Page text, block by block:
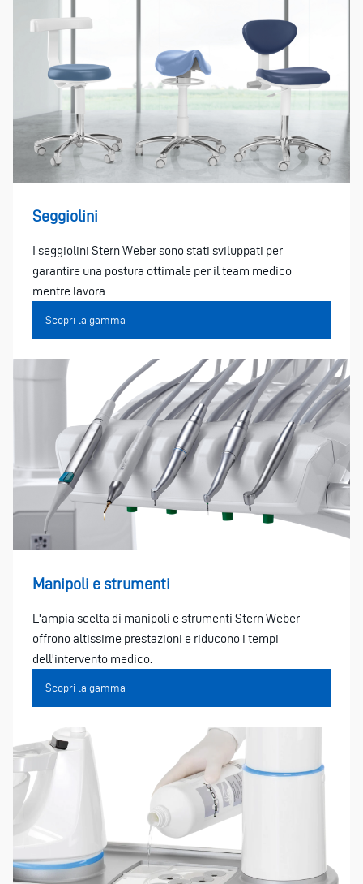
Seggiolini
I seggiolini Stern Weber sono stati sviluppati per
garantire una postura ottimale per il team medico
mentre lavora.
Scopri la gamma
Manipoli e strumenti
L'ampia scelta di manipoli e strumenti Stern Weber
offrono altissime prestazioni e riducono i tempi
dell'intervento medico.
Scopri la gamma